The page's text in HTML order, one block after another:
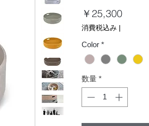
￥25,300価
消費税込み |
Color *
数量 *